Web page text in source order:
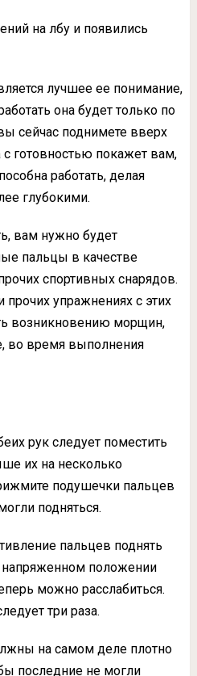
на лбу и появились
лучшее ее понимание,
она будет только по
сейчас поднимете вверх
готовностью покажет вам,
работать, делая
глубокими.
вам нужно будет
пальцы в качестве
спортивных снарядов.
упражнениях с этих
возникновению морщин,
во время выполнения
рук следует поместить
их на несколько
подушечки пальцев
подняться.
пальцев поднять
положении
можно расслабиться.
три раза.
на самом деле плотно
последние не могли